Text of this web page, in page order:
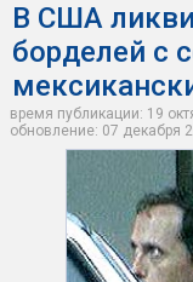
В США
борделей с
время публикации: 19
обновление: 07 декабря